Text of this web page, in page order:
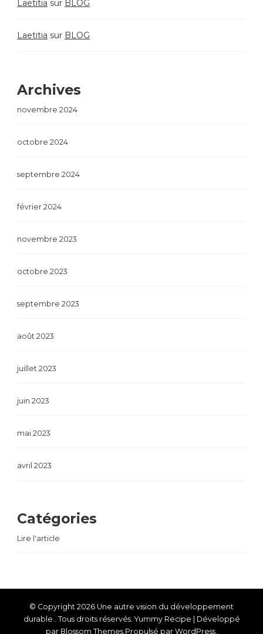
Laetitia sur BLOG
Laetitia sur BLOG
Archives
novembre 2024
octobre 2024
septembre 2024
février 2024
novembre 2023
octobre 2023
septembre 2023
août 2023
juillet 2023
juin 2023
mai 2023
avril 2023
Catégories
Lire l'article
© Copyright 2026 Une autre vision du développement
durable.. Tous droits réservés.Yummy Recipe | Développé
par Blossom Themes.Propulsé par WordPress.